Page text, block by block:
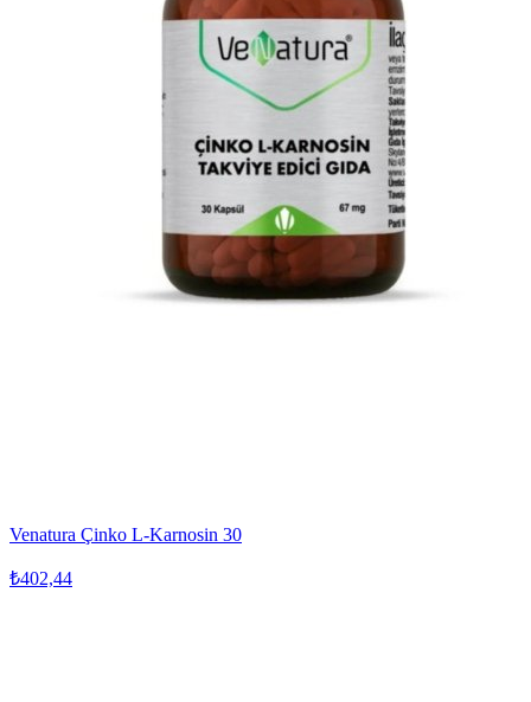
Venatura Çinko L-Karnosin 30
₺402,44